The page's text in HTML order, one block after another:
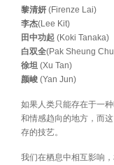
黎清妍 (Firenze Lai)
李杰(Lee Kit)
田中功起 (Koki Tanaka)
白双全(Pak Sheung
徐坦 (Xu Tan)
颜峻 (Yan Jun)
如果人类只能存在于一
和情感趋向的地方，而
存的技艺。
我们在栖息中相互影响